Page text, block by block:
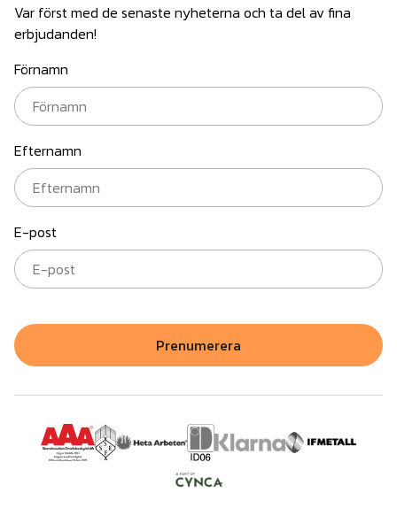
Var först med de senaste nyheterna och ta del av fina
erbjudanden!
Förnamn
Efternamn
E-post
Prenumerera